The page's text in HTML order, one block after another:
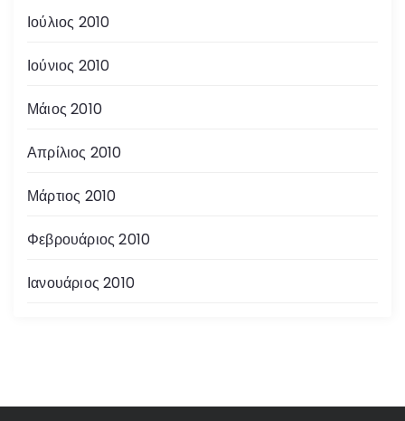
Ιούλιος 2010
Ιούνιος 2010
Μάιος 2010
Απρίλιος 2010
Μάρτιος 2010
Φεβρουάριος 2010
Ιανουάριος 2010